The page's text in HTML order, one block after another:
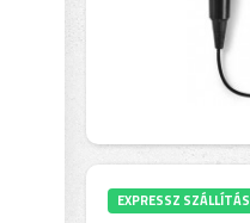
EXPRESSZ SZÁLLÍTÁS